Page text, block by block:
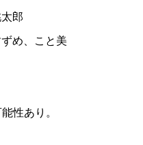
郎
め、こと美
性あり。